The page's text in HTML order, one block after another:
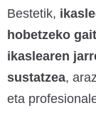
Bestetik,
hobetzeko
ikaslearen
sustatzea,
eta